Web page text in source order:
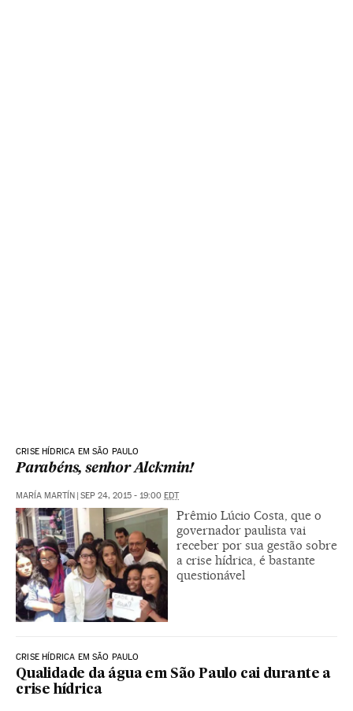
CRISE HÍDRICA EM SÃO PAULO
Parabéns, senhor Alckmin!
MARÍA MARTÍN SEP 24, 2015 - 19:00 EDT
Prêmio Lúcio Costa, que o
governador paulista vai
receber por sua gestão sobre
a crise hídrica, é bastante
questionável
CRISE HÍDRICA EM SÃO PAULO
Qualidade da água em São Paulo cai durante a
crise hídrica